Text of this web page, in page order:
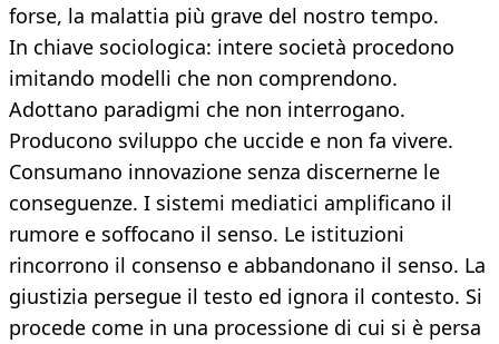
forse, la malattia più grave del nostro tempo.
In chiave sociologica: intere società procedono
imitando modelli che non comprendono.
Adottano paradigmi che non interrogano.
Producono sviluppo che uccide e non fa vivere.
Consumano innovazione senza discernerne le
conseguenze. I sistemi mediatici amplificano il
rumore e soffocano il senso. Le istituzioni
rincorrono il consenso e abbandonano il senso. La
giustizia persegue il testo ed ignora il contesto. Si
procede come in una processione di cui si è persa